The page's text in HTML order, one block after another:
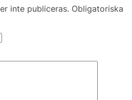
inte publiceras. Obligatoriska